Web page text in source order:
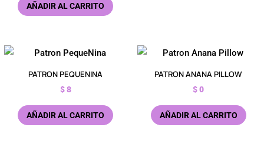
AÑADIR AL CARRITO
PATRON PEQUENINA
$8
AÑADIR AL CARRITO
PATRON ANANA PILLOW
$0
AÑADIR AL CARRITO